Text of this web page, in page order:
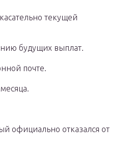
текущей
будущих выплат.
почте.
официально отказался от